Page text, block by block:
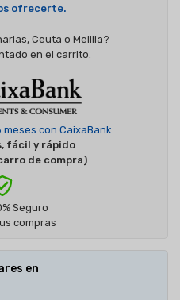
ofrecerte.
Ceuta o Melilla?
en el carrito.
con CaixaBank
fácil y rápido
de compra)
Seguro
compras
en